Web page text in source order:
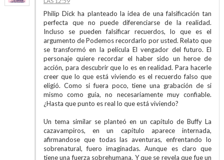
Philip Dick ha planteado la idea de una falsificación tan
perfecta que no puede diferenciarse de la realidad.
Incluso se pueden falsificar recuerdos, lo que es el
argumento de Podemos recordarlo por usted. Relato que
se transformó en la película El vengador del futuro. El
personaje quiere recordar el haber sido un heroe de
acción, para descubrir que lo es en realidad. Para hacerle
creer que lo que está viviendo es el recuerdo falso que
eligió. Como si fuera poco, tiene una grabación de si
mismo como guía, no necesariamente muy confiable.
¿Hasta que punto es real lo que está viviendo?
Un tema similar se planteó en un capítulo de Buffy La
cazavampiros, en un capítulo aparece internada,
afirmandose que todas las aventuras, enfrentando lo
sobrenatural, fuero imaginadas. Aunque es claro que
tiene una fuerza sobrehumana. Y que se revela que fue un